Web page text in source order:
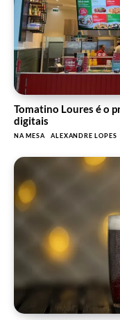
Tomatino Loures é o
digitais
NA MESA ALEXANDRE LOPES